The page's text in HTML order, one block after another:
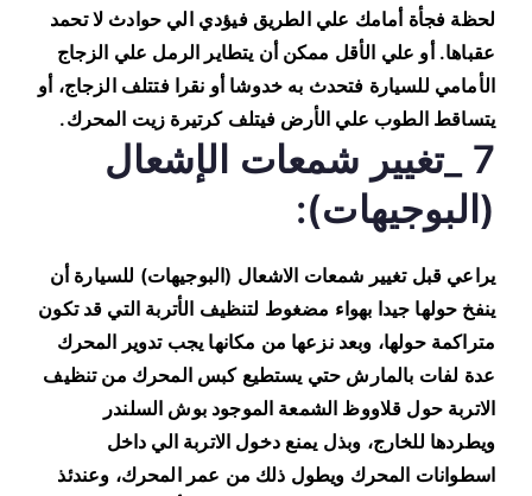
لحظة فجأة أمامك علي الطريق فيؤدي الي حوادث لا تحمد
عقباها. أو علي الأقل ممكن أن يتطاير الرمل علي الزجاج
الأمامي للسيارة فتحدث به خدوشا أو نقرا فتتلف الزجاج، أو
يتساقط الطوب علي الأرض فيتلف كرتيرة زيت المحرك.
7 _تغيير شمعات الإشعال
(البوجيهات):
يراعي قبل تغيير شمعات الاشعال (البوجيهات) للسيارة أن
ينفخ حولها جيدا بهواء مضغوط لتنظيف الأتربة التي قد تكون
متراكمة حولها، وبعد نزعها من مكانها يجب تدوير المحرك
عدة لفات بالمارش حتي يستطيع كبس المحرك من تنظيف
الاتربة حول قلاووظ الشمعة الموجود بوش السلندر
ويطردها للخارج، وبذل يمنع دخول الاتربة الي داخل
اسطوانات المحرك ويطول ذلك من عمر المحرك، وعندئذ